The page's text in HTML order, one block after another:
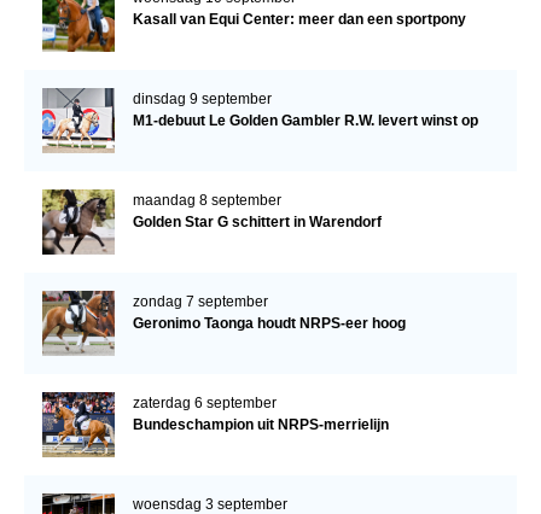
Kasall van Equi Center: meer dan een sportpony
dinsdag 9 september
M1-debuut Le Golden Gambler R.W. levert winst op
maandag 8 september
Golden Star G schittert in Warendorf
zondag 7 september
Geronimo Taonga houdt NRPS-eer hoog
zaterdag 6 september
Bundeschampion uit NRPS-merrielijn
woensdag 3 september